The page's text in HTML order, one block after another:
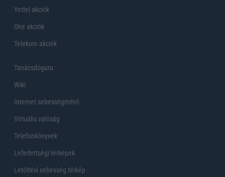
Yettel akciók
One akciók
Telekom akciók
Tanácsdóguru
Wiki
Internet sebességmérő
Virtuális valóság
Telefonkönyvek
Lefedettségi térképek
Letöltési sebesség térkép